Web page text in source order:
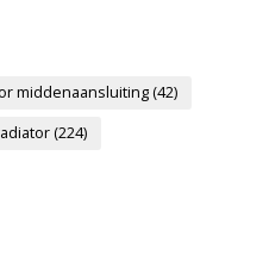
middenaansluiting(42)
(224)